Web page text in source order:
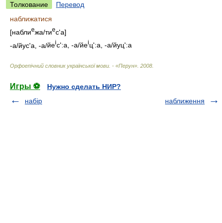
Толкование
Перевод
наближатися
[наблиежа/тиес'а]
-а/йус'а, -а/йеіс':а, -а/йеіц':а, -а/йуц':а
Орфоепічний словник української мови. - «Перун» 2008
Игры ⚽
Нужно сделать НИР?
набір
наближення